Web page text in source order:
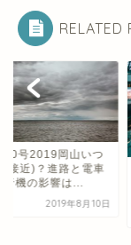
RELATED
10号2019岡山いつ
(接近)？進路と電車
行機の影響は...
2019年8月10日